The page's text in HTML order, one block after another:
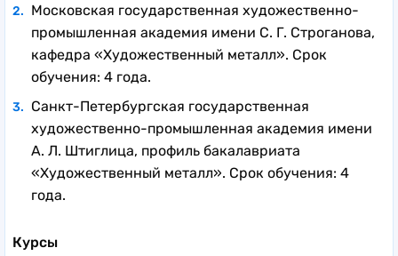
Московская государственная художественно-
промышленная академия имени С. Г. Строганова,
кафедра «Художественный металл». Срок
обучения: 4 года.
Санкт-Петербургская государственная
художественно-промышленная академия имени
А. Л. Штиглица, профиль бакалавриата
«Художественный металл». Срок обучения: 4
года.
Курсы